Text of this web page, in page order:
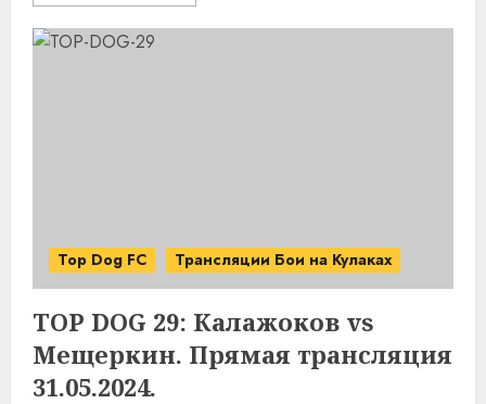
Top Dog FC Трансляции Бои на Кулаках
TOP DOG 29: Калажоков vs
Мещеркин. Прямая трансляция
31.05.2024.